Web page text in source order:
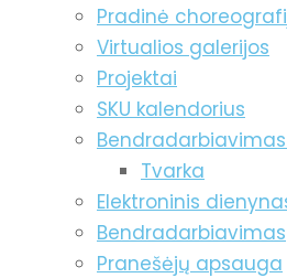
Pradinė
Virtualios galerijos
Projektai
SKU kalendorius
Tvarka
Elektroninis
Bendradarbiavimas
Pranešėjų apsauga